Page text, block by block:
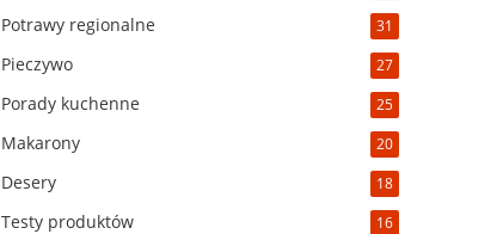
Potrawy regionalne 31
Pieczywo 27
Porady kuchenne 25
Makarony 20
Desery 18
Testy produktów 16